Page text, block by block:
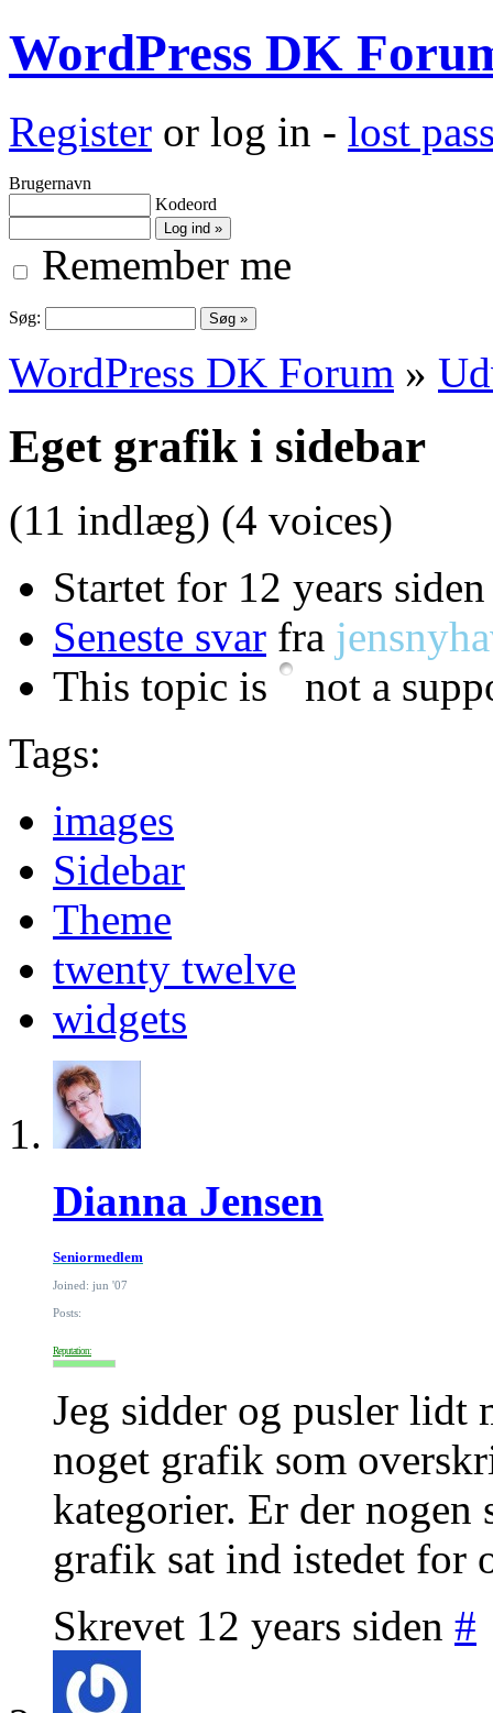
WordPress DK
Register or log in - lost
Brugernavn
Kodeord
Remember me
Søg:
WordPress DK Forum »
Eget grafik i sidebar
(11 indlæg) (4 voices)
Startet for 12 years
Seneste svar fra
This topic is
not a
Tags:
images
Sidebar
Theme
twenty twelve
widgets
Dianna Jensen
Seniormedlem
Joined: jun '07
Posts:
Reputation:
Jeg sidder og pusler lidt
noget grafik som
kategorier. Er der
grafik sat ind istedet for
Skrevet 12 years siden #